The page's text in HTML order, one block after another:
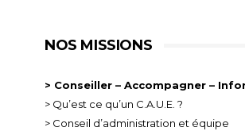
NOS MISSIONS
> Conseiller – Accompagner –
> Qu’est ce qu’un C.A.U.E. ?
> Conseil d’administration et équipe